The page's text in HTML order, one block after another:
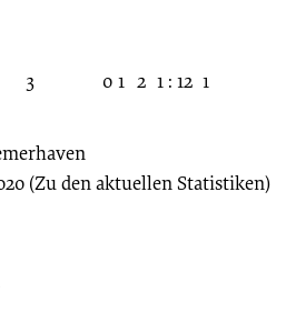
3
0 1 2 1 : 12 1
(Zu den aktuellen Statistiken)